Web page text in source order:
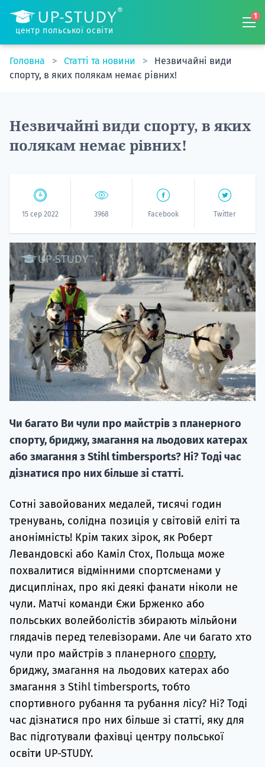
центр польської освіти
1
Головна Статті та новини
Незвичайні види
спорту, в яких полякам немає рівних!
Незвичайні види спорту, в яких
полякам немає рівних!
15 сер 2022 3968 Facebook Twitter
Чи багато Ви чули про майстрів з планерного
спорту, бриджу, змагання на льодових катерах
або змагання з Stihl timbersports? Ні? Тоді час
дізнатися про них більше зі статті.
Сотні завойованих медалей, тисячі годин
тренувань, солідна позиція у світовій еліті та
анонімність! Крім таких зірок, як Роберт
Левандовскі або Каміл Стох, Польща може
похвалитися відмінними спортсменами у
дисциплінах, про які деякі фанати ніколи не
чули. Матчі команди Єжи Брженко або
польських волейболістів збирають мільйони
глядачів перед телевізорами. Але чи багато хто
чули про майстрів з планерного спорту,
бриджу, змагання на льодових катерах або
змагання з Stihl timbersports, тобто
спортивного рубання та рубання лісу? Ні? Тоді
час дізнатися про них більше зі статті, яку для
Вас підготували фахівці центру польської
освіти UP-STUDY.
20.09
"Навчання
вступ на